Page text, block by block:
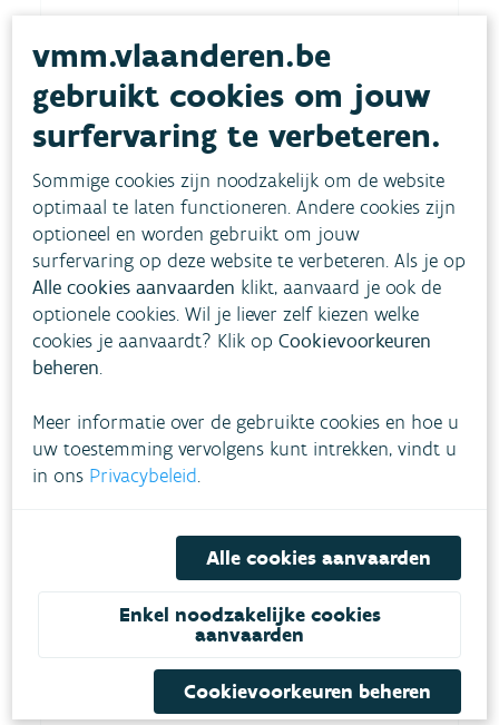
De nieuwe GSV in de praktijk: Silvia De
Nolf (NAV) & architect »
15'54''
De vernieuwde watertoets en
informatieplicht
Toelichting door Bram Vogels (VMM,
Download de presentatie »
De vernieuwde watertoetskaarten in de
vmm.vlaanderen.be
gebruikt cookies om jouw
surfervaring te verbeteren.
Sommige cookies zijn noodzakelijk om de website
optimaal te laten functioneren. Andere cookies zijn
optioneel en worden gebruikt om jouw
surfervaring op deze website te verbeteren. Als je op
Alle cookies aanvaarden klikt, aanvaard je ook de
optionele cookies. Wil je liever zelf kiezen welke
cookies je aanvaardt? Klik opCookievoorkeuren
beheren.
Meer informatie over de gebruikte cookies en hoe u
uw toestemming vervolgens kunt intrekken, vindt u
in ons Privacybeleid.
Alle cookies aanvaarden
Enkel noodzakelijke cookies
aanvaarden
Cookievoorkeuren beheren